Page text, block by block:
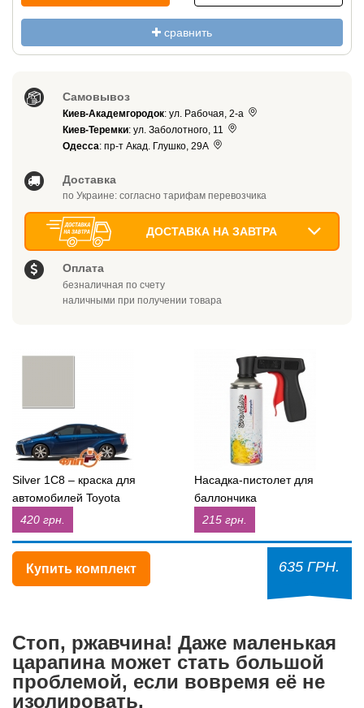
сравнить
Самовывоз
Киев-Академгородок: ул. Рабочая, 2-а
Киев-Теремки: ул. Заболотного, 11
Одесса: пр-т Акад. Глушко, 29А
Доставка
по Украине: согласно тарифам перевозчика
ДОСТАВКА НА ЗАВТРА
Оплата
безналичная по счету
наличными при получении товара
Silver 1C8 – краска для
автомобилей Toyota
420 грн.
Насадка-пистолет для
баллончика
215 грн.
Купить комплект 635 ГРН.
Стоп, ржавчина! Даже маленькая
царапина может стать большой
проблемой, если вовремя её не
изолировать.